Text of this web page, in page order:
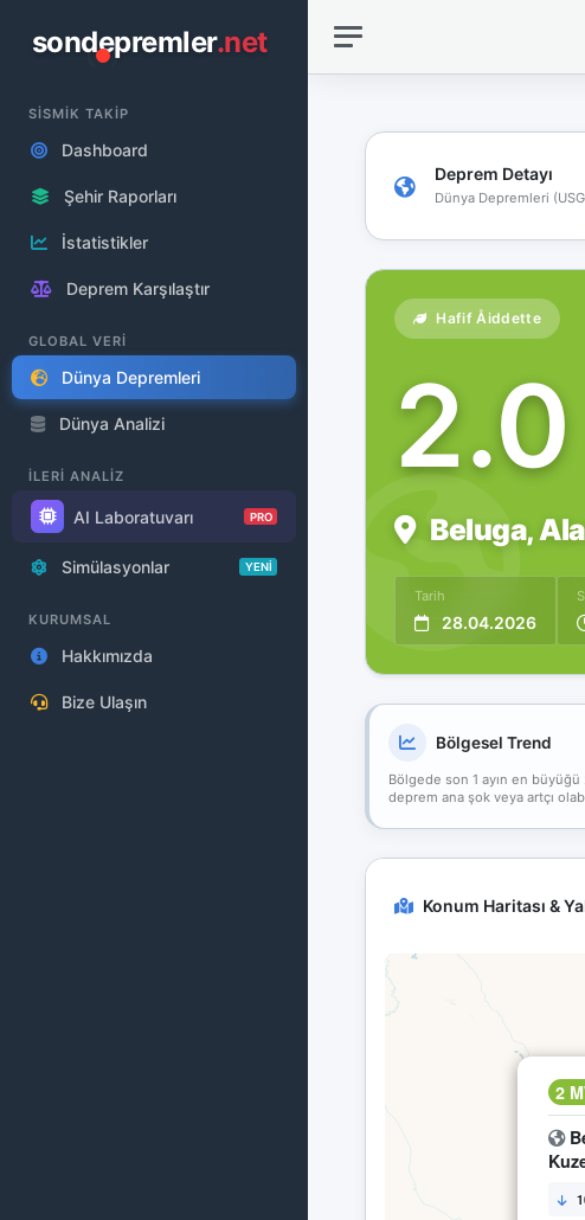
sondepremler.net
SİSMİK TAKİP
Dashboard
Şehir Raporları
İstatistikler
Deprem Karşılaştır
GLOBAL VERİ
Dünya Depremleri
Dünya Analizi
İLERİ ANALİZ
AI Laboratuvarı PRO
Simülasyonlar YENİ
KURUMSAL
Hakkımızda
Bize Ulaşın
Deprem Detayı
Dünya Depremleri
Hafif Åiddette
Beluga,
Tarih
28.04.2026
Bölgesel Trend
Bölgede son 1 ayın en
deprem ana şok veya artçı
Konum Haritası &
2